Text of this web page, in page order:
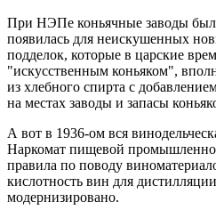
При НЭПе коньячные заводы
появилась для неискушенных
подделок, которые в царские
"искусственным коньяком",
из хлебного спирта с
на местах заводы и запасы
А вот в 1936-ом вся
Наркомат пищевой
правила по поводу
кислотность вин для
модернизировано.